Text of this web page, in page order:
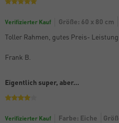
Verifizierter Kauf Größe: 60 x 80 cm
Toller Rahmen, gutes Preis-
Frank B.
Eigentlich super, aber…
Verifizierter Kauf Farbe: Eiche